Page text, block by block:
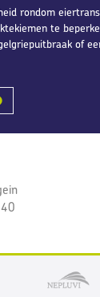
rondom
te
of